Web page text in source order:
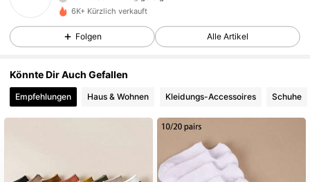
4,75 54 Follower
4,75 54 Follower
6K+ Kürzlich verkauft
Folgen Alle Artikel
Könnte Dir Auch Gefallen
Empfehlungen Haus & Wohnen Kleidungs-Accessoires Schuhe